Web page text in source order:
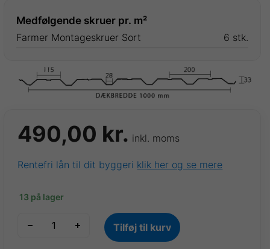
490,00 kr. inkl. moms
Rentefri lån til dit byggeri klik her og se mere
13 på lager
Tilføj til kurv
Medfølgende skruer pr. m²
Farmer Montageskruer Sort
6 stk.